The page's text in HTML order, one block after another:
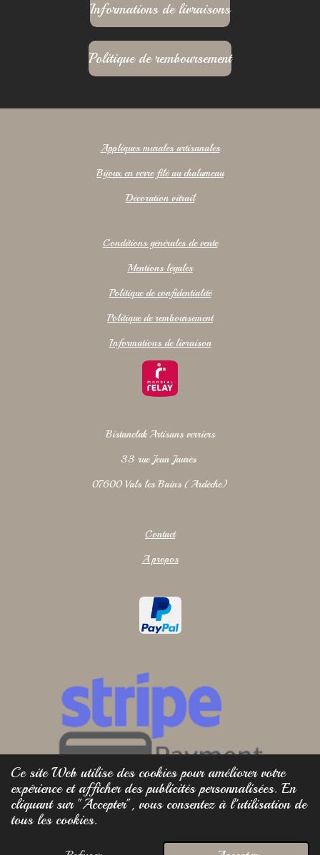
Ce site Web utilise des cookies pour améliorer votre
expérience et afficher des publicités personnalisées. En
cliquant sur "Accepter", vous consentez à l'utilisation de
tous les cookies.
Informations de livraisons
Politique de remboursement
Appliques murales artisanales
Bijoux en verre filé au chalumeau
Décoration vitrail
Conditions générales de vente
Mentions légales
Politique de confidentialité
Politique de remboursement
Informations de livraison
Bistanclak Artisans verriers
33 rue Jean Jaurès
07600 Vals les Bains (Ardèche)
Contact
A propos
© 2025 - 2026 Bistanclak Artisans verriers